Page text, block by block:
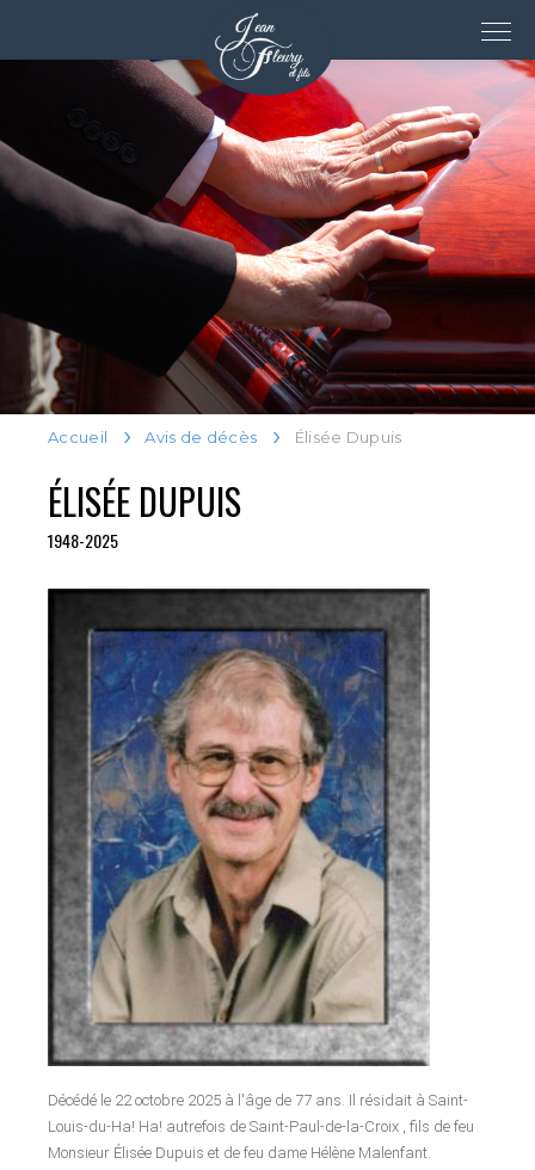
Accueil Avis de décès Élisée Dupuis
ÉLISÉE DUPUIS
1948-2025
Décédé le 22 octobre 2025 à l'âge de 77 ans. Il résidait à Saint-
Louis-du-Ha! Ha! autrefois de Saint-Paul-de-la-Croix , fils de feu
Monsieur Élisée Dupuis et de feu dame Hélène Malenfant.